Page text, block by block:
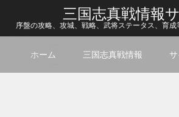
三国志真戦情報
序盤の攻略、攻城、戦略、武将ステータス、育
ホーム 三国志真戦情報